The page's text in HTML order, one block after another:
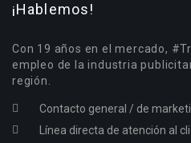
¡Hablemos!
Con 19 años en el mercado,
empleo de la industria
región.
Contacto general / de
Línea directa de atención al